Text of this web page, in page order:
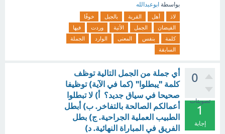
بواسطة ابوعبدالله
لاذ أهل القرية بالجبل
خوفًا
الفيضان
الجمل الأتية وردت
فيها
كلمة
بنفس المعنى الوارد
الجملة
السابقة
0
تصويتات
1
إجابة
أي جملة من الجمل التالية توظف
كلمة "يبطلوا" (كما في الآية) توظيفا
صحيحا في سياق جديد؟ أ) لا تبطلوا
أعمالكم الصالحة بالتفاخر. ب) أبطل
الطبيب العملية الجراحية. ج) بطل
الفريق في المباراة النهائية. د)